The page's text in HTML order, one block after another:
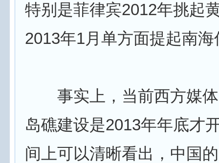
特别是菲律宾2012年挑起
2013年1月单方面提起南
事实上，当前西方媒体
岛礁建设是2013年年底才
间上可以清晰看出，中国